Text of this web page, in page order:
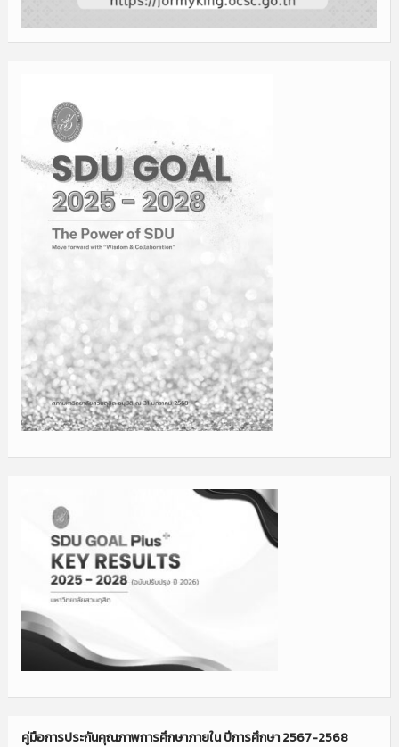
คู่มือการประกันคุณภาพการศึกษาภายใน ปีการศึกษา 2567-2568